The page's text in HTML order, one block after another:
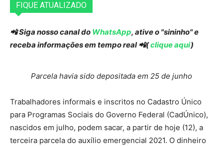
FIQUE ATUALIZADO
📲 Siga nosso canal do WhatsApp, ative o "sininho" e
receba informações em tempo real 📲(clique aqui)
Parcela havia sido depositada em 25 de junho
Trabalhadores informais e inscritos no Cadastro Único
para Programas Sociais do Governo Federal (CadÚnico),
nascidos em julho, podem sacar, a partir de hoje (12), a
terceira parcela do auxílio emergencial 2021. O dinheiro